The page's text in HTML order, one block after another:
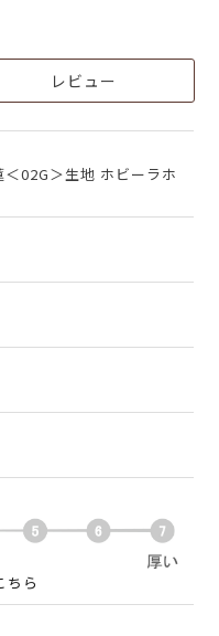
レビュー
02G＞生地 ホビーラホ
ちら